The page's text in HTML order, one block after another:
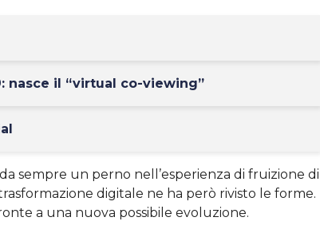
nasce il “virtual co-viewing”
sempre un perno nell’esperienza di fruizione di
digitale ne ha però rivisto le forme.
a una nuova possibile evoluzione.